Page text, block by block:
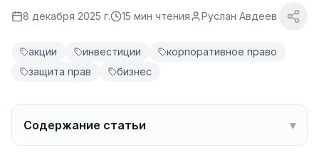
8 декабря 2025 г. 15 мин чтения Руслан Авдеев
акции инвестиции
корпоративное право
защита прав
бизнес
Содержание статьи ▾